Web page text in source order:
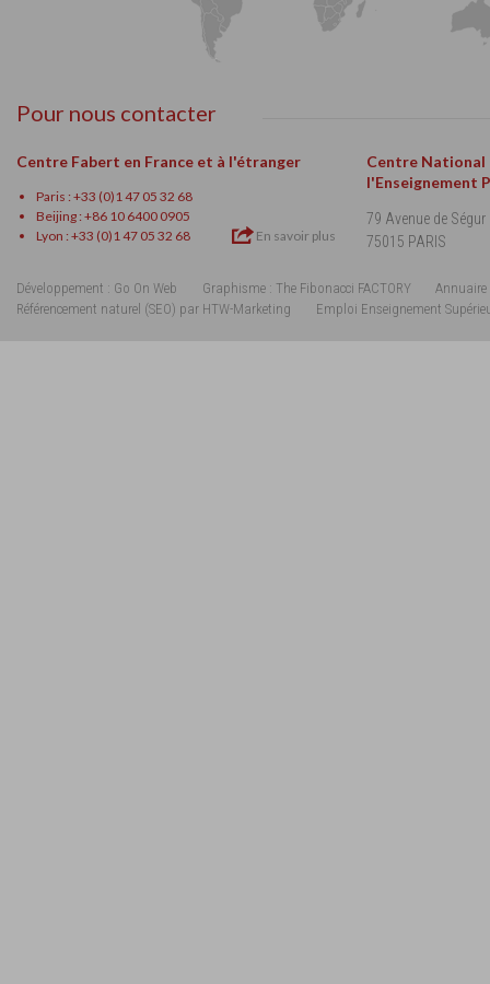
Pour nous contacter
Centre Fabert en France et à l'étranger
Paris : +33 (0)1 47 05 32 68
Beijing : +86 10 6400 0905
Lyon : +33 (0)1 47 05 32 68
En savoir plus
Centre National
l'Enseignement
79 Avenue de Ségur
75015 PARIS
Développement : Go On Web Graphisme : The Fibonacci FACTORY
Annuaire
Référencement naturel (SEO) par HTW-Marketing
Emploi Enseignement